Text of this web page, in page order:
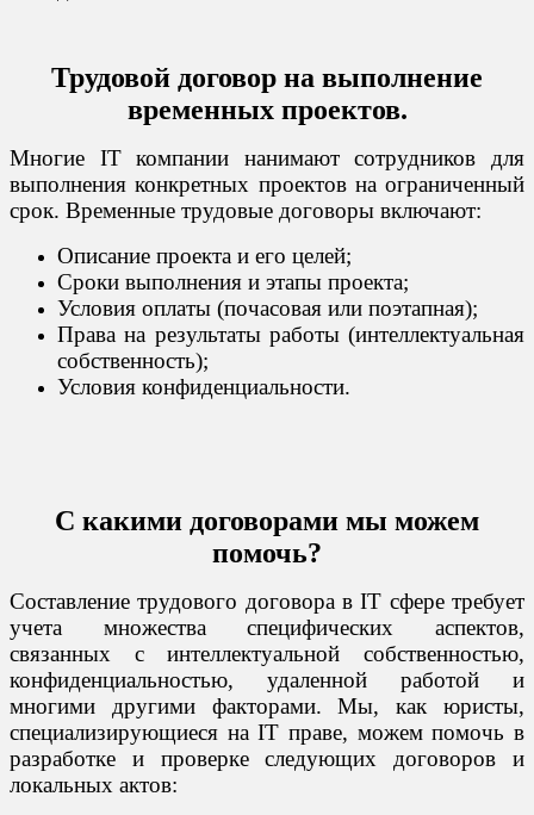
Трудовой договор на выполнение
временных проектов.
Многие IT компании нанимают сотрудников для
выполнения конкретных проектов на ограниченный
срок. Временные трудовые договоры включают:
Описание проекта и его целей;
Сроки выполнения и этапы проекта;
Условия оплаты (почасовая или поэтапная);
Права на результаты работы (интеллектуальная
собственность);
Условия конфиденциальности.
С какими договорами мы можем
помочь?
Составление трудового договора в IT сфере требует
учета множества специфических аспектов,
связанных с интеллектуальной собственностью,
конфиденциальностью, удаленной работой и
многими другими факторами. Мы, как юристы,
специализирующиеся на IT праве, можем помочь в
разработке и проверке следующих договоров и
локальных актов: